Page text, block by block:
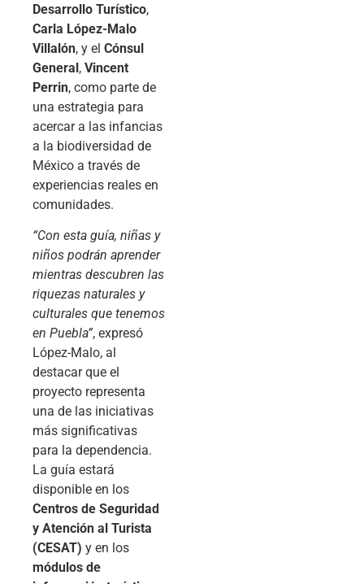
Desarrollo Turístico,
Carla López-Malo
Villalón, y el Cónsul
General, Vincent
Perrin, como parte de
una estrategia para
acercar a las infancias
a la biodiversidad de
México a través de
experiencias reales en
comunidades.
“Con esta guía, niñas y
niños podrán aprender
mientras descubren las
riquezas naturales y
culturales que tenemos
en Puebla”, expresó
López-Malo, al
destacar que el
proyecto representa
una de las iniciativas
más significativas
para la dependencia.
La guía estará
disponible en los
Centros de Seguridad
y Atención al Turista
(CESAT) y en los
módulos de